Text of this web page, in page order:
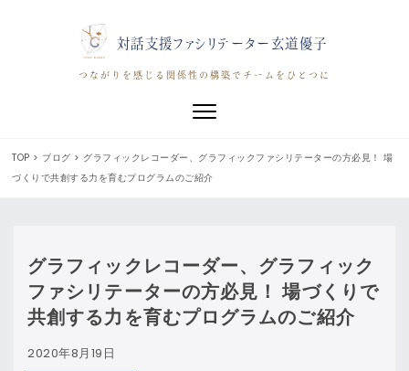
対話支援ファシリテーター玄道優子
つながりを感じる関係性の構築でチームをひとつに
Toggle navigation
TOP > ブログ > グラフィックレコーダー、グラフィックファシリテーターの方必見！ 場
づくりで共創する力を育むプログラムのご紹介
グラフィックレコーダー、グラフィック
ファシリテーターの方必見！ 場づくりで
共創する力を育むプログラムのご紹介
2020年8月19日